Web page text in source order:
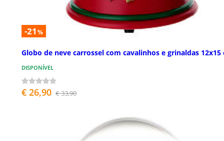
-21 %
Globo de neve carrossel com cavalinhos e grinaldas 12x15
DISPONÍVEL
€ 26,90 € 33,90